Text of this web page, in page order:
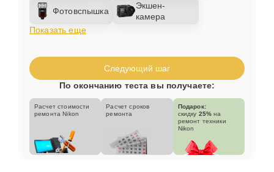
Фотовспышка
Экшен-
камера
Показать еще
Следующий шаг
По окончанию теста вы получаете:
Расчет стоимости
ремонта Nikon
Расчет сроков
ремонта
Подарок:
скидку 25% на
ремонт техники
Nikon